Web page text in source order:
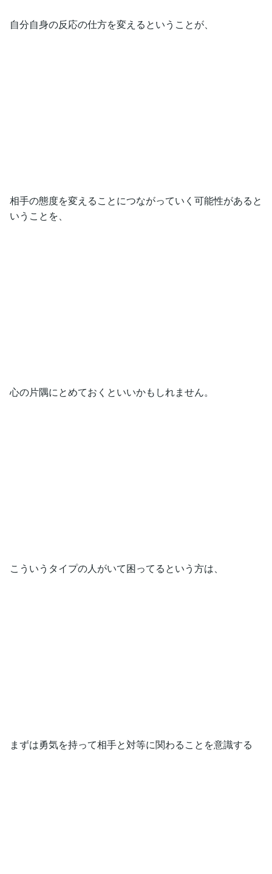
自分自身の反応の仕方を変えるということが、
相手の態度を変えることにつながっていく可能性があると
いうことを、
心の片隅にとめておくといいかもしれません。
こういうタイプの人がいて困ってるという方は、
まずは勇気を持って相手と対等に関わることを意識する